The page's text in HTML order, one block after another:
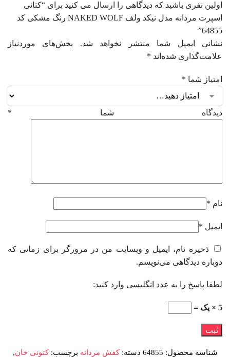
اولین نفری باشید که دیدگاهی را ارسال می کنید برای “کتانی
اسپرت مردانه مدل نیکد ولف NAKED WOLF رنگ مشکی کد
64855”
نشانی ایمیل شما منتشر نخواهد شد.
بخش‌های موردنیاز
علامت‌گذاری شده‌اند *
امتیاز شما *
دیدگاه شما *
نام *
ایمیل *
ذخیره نام، ایمیل و وبسایت من در مرورگر برای زمانی که
دوباره دیدگاهی می‌نویسم.
لطفا پاسخ را به عدد انگلیسی وارد کنید:
5 × یک =
شناسه محصول: 64855 دسته:کفش مردانه برچسب:کتونی خان,